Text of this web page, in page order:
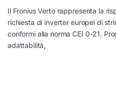
Il Fronius Verto rappresenta la
richiesta di inverter europei di
conformi alla norma CEI 0-21.
adattabilità,